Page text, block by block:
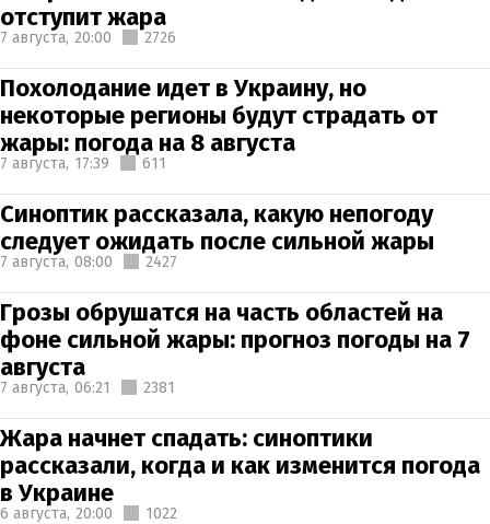
отступит жара
7 августа, 20:00 2726
Похолодание идет в Украину, но
некоторые регионы будут страдать от
жары: погода на 8 августа
7 августа, 17:39 611
Синоптик рассказала, какую непогоду
следует ожидать после сильной жары
7 августа, 08:00 2427
Грозы обрушатся на часть областей на
фоне сильной жары: прогноз погоды на 7
августа
7 августа, 06:21 2381
Жара начнет спадать: синоптики
рассказали, когда и как изменится погода
в Украине
6 августа, 20:00 1022